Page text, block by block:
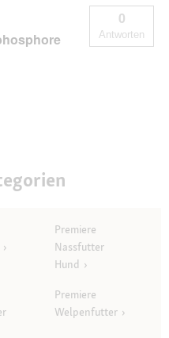
0
Antworten
Premiere
Nassfutter
Hund
Premiere
Welpenfutter